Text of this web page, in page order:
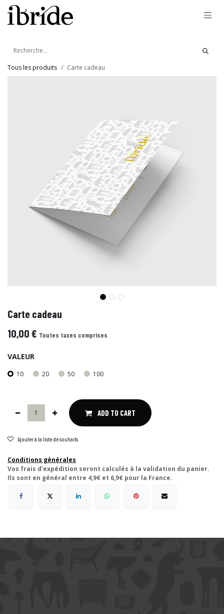
Se rendre au contenu
Tous les produits Carte cadeau
Carte cadeau
10,00€ Toutes taxes comprises
VALEUR
10 20 50 100
ADD TO CART
Ajouter à la liste de souhaits
Conditions générales
Vos frais d'expédition seront calculés à la validation du panier.
Ils sont en général entre 4,9€ et 6,9€ pour la France.